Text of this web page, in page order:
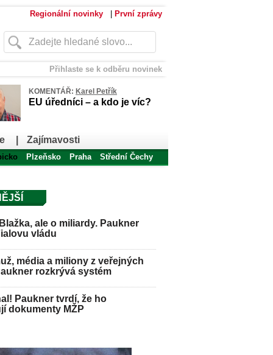
Regionální novinky První zprávy
Přihlaste se k odběru novinek
KOMENTÁŘ: Karel Petřík
EU úředníci – a kdo je víc?
Zajímavosti
Plzeňsko Praha Střední Čechy
ale o miliardy. Paukner
vládu
média a miliony z veřejných
rozkrývá systém
Paukner tvrdí, že ho
dokumenty MŽP